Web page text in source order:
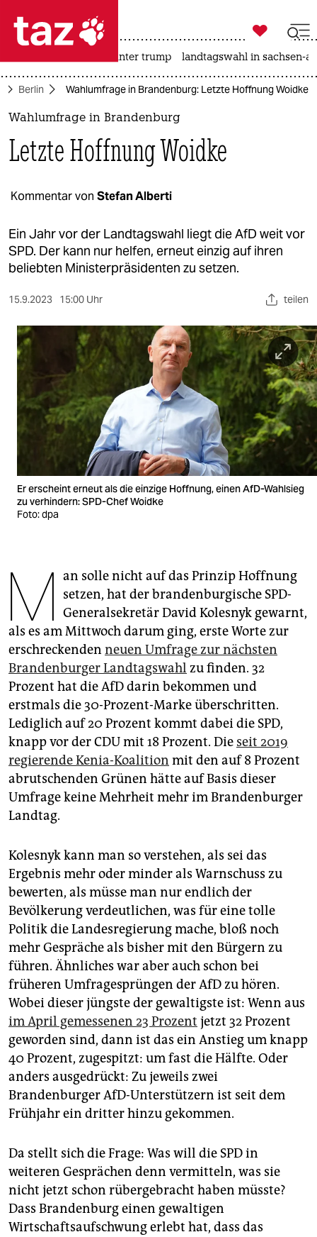
 taz zahl ich
taz zahl ich
politik
öko
gesellschaft
kultur
nord
wahrheit
verlag
verlag
veranstaltungen
shop
abo
genossenschaft
epaper login

taz zahl ich
usa unter trump landtagswahl in sachsen-
Berlin Wahlumfrage in Brandenburg: Letzte Hoffnung Woidke
Wahlumfrage in Brandenburg
Letzte Hoffnung Woidke
Kommentar von Stefan Alberti
Ein Jahr vor der Landtagswahl liegt die AfD weit vor
SPD. Der kann nur helfen, erneut einzig auf ihren
beliebten Ministerpräsidenten zu setzen.
15.9.2023 15:00 Uhr teilen
Er erscheint erneut als die einzige Hoffnung, einen AfD-Wahlsieg
zu verhindern: SPD-Chef Woidke
Foto: dpa
M an solle nicht auf das Prinzip Hoffnung
setzen, hat der brandenburgische SPD-
Generalsekretär David Kolesnyk gewarnt,
als es am Mittwoch darum ging, erste Worte zur
erschreckenden neuen Umfrage zur nächsten
Brandenburger Landtagswahl zu finden. 32
Prozent hat die AfD darin bekommen und
erstmals die 30-Prozent-Marke überschritten.
Lediglich auf 20 Prozent kommt dabei die SPD,
knapp vor der CDU mit 18 Prozent. Die seit 2019
regierende Kenia-Koalition mit den auf 8 Prozent
abrutschenden Grünen hätte auf Basis dieser
Umfrage keine Mehrheit mehr im Brandenburger
Landtag.
Kolesnyk kann man so verstehen, als sei das
Ergebnis mehr oder minder als Warnschuss zu
bewerten, als müsse man nur endlich der
Bevölkerung verdeutlichen, was für eine tolle
Politik die Landesregierung mache, bloß noch
mehr Gespräche als bisher mit den Bürgern zu
führen. Ähnliches war aber auch schon bei
früheren Umfragesprüngen der AfD zu hören.
Wobei dieser jüngste der gewaltigste ist: Wenn aus
im April gemessenen 23 Prozent jetzt 32 Prozent
geworden sind, dann ist das ein Anstieg um knapp
40 Prozent, zugespitzt: um fast die Hälfte. Oder
anders ausgedrückt: Zu jeweils zwei
Brandenburger AfD-Unterstützern ist seit dem
Frühjahr ein dritter hinzu gekommen.
Da stellt sich die Frage: Was will die SPD in
weiteren Gesprächen denn vermitteln, was sie
nicht jetzt schon rübergebracht haben müsste?
Dass Brandenburg einen gewaltigen
Wirtschaftsaufschwung erlebt hat, dass das